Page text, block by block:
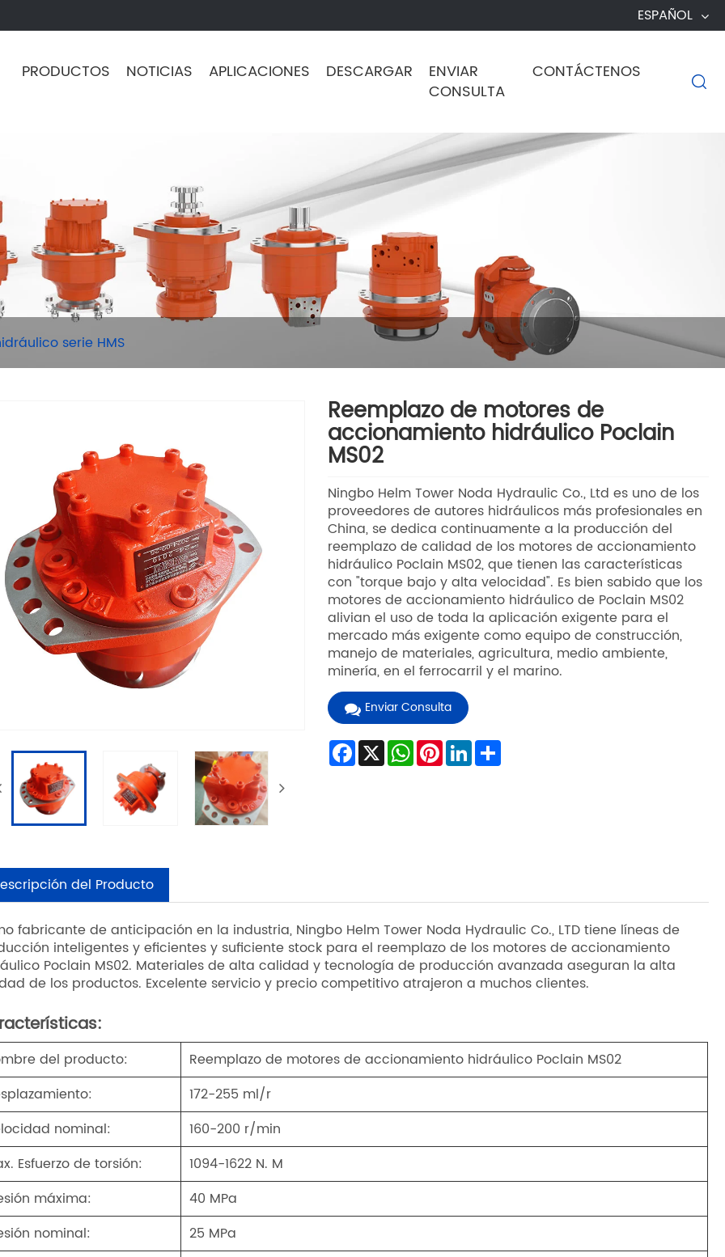
ESPAÑOL
PRODUCTOS NOTICIAS APLICACIONES DESCARGAR
ENVIAR
CONSULTA
CONTÁCTENOS 
serie HMS
Reemplazo de motores de
accionamiento hidráulico Poclain
MS02
Ningbo Helm Tower Noda Hydraulic Co., Ltd es uno de los
proveedores de autores hidráulicos más profesionales en
China, se dedica continuamente a la producción del
reemplazo de calidad de los motores de accionamiento
hidráulico Poclain MS02, que tienen las características
con "torque bajo y alta velocidad". Es bien sabido que los
motores de accionamiento hidráulico de Poclain MS02
alivian el uso de toda la aplicación exigente para el
mercado más exigente como equipo de construcción,
manejo de materiales, agricultura, medio ambiente,
minería, en el ferrocarril y el marino.
Enviar Consulta
Facebook
X WhatsApp
Pinterest
LinkedInShare
del Producto
fabricante de anticipación en la industria, Ningbo Helm Tower Noda Hydraulic Co., LTD tiene líneas de
inteligentes y eficientes y suficiente stock para el reemplazo de los motores de accionamiento
Poclain MS02. Materiales de alta calidad y tecnología de producción avanzada aseguran la alta
de los productos. Excelente servicio y precio competitivo atrajeron a muchos clientes.
del producto:
Reemplazo de motores de accionamiento hidráulico Poclain MS02
172-255 ml/r
nominal:
160-200 r/min
Esfuerzo de torsión:
1094-1622 N. M
máxima:
40 MPa
nominal:
25 MPa